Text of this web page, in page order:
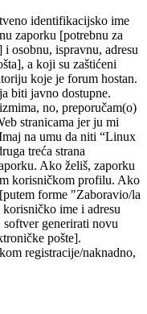
identifikacijsko ime
zaporku [potrebnu za
osobnu, ispravnu, adresu
a koji su zaštićeni
koje je forum hostan.
biti javno dostupne.
no, preporučam(o)
stranicama jer ju mi
na umu da niti “Linux
treća strana
Ako želiš, zaporku
korisničkom profilu. Ako
forme "Zaboravio/la
ime i adresu
generirati novu
pošte].
registracije/naknadno,